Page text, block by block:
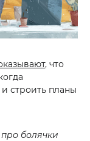
, что
строить планы
болячки